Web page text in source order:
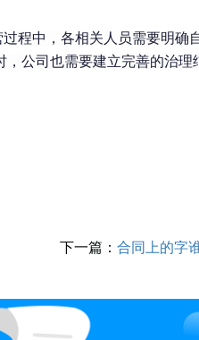
程中，各相关人员需要明确
公司也需要建立完善的治理
下一篇： 合同上的字